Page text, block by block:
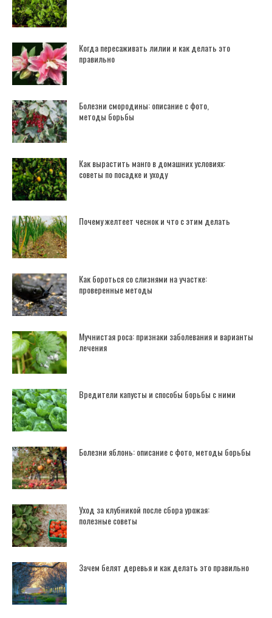
Когда пересаживать лилии и как делать это
правильно
Болезни смородины: описание с фото,
методы борьбы
Как вырастить манго в домашних условиях:
советы по посадке и уходу
Почему желтеет чеснок и что с этим делать
Как бороться со слизнями на участке:
проверенные методы
Мучнистая роса: признаки заболевания и варианты
лечения
Вредители капусты и способы борьбы с ними
Болезни яблонь: описание с фото, методы борьбы
Уход за клубникой после сбора урожая:
полезные советы
Зачем белят деревья и как делать это правильно